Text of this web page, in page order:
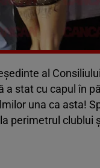
al
stat cu capul în
una ca asta!
perimetrul clublui